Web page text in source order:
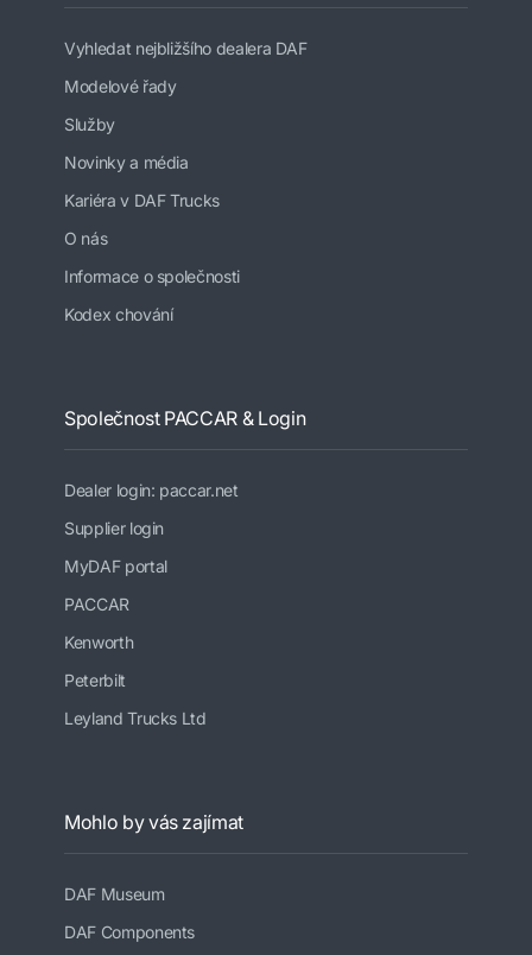
Vyhledat nejbližšího dealera DAF
Modelové řady
Služby
Novinky a média
Kariéra v DAF Trucks
O nás
Informace o společnosti
Kodex chování
Společnost PACCAR & Login
Dealer login: paccar.net
Supplier login
MyDAF portal
PACCAR
Kenworth
Peterbilt
Leyland Trucks Ltd
Mohlo by vás zajímat
DAF Museum
DAF Components